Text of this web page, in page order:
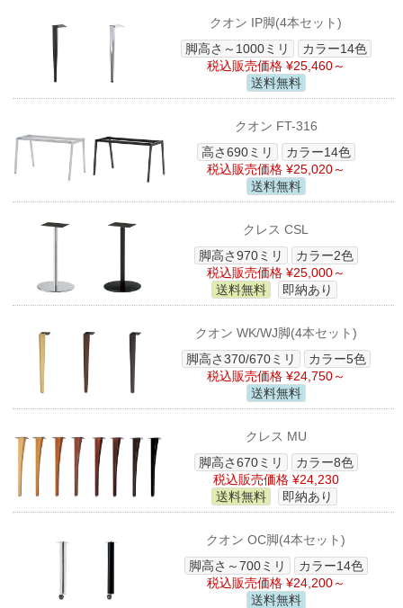
クオン IP脚(4本セット)
脚高さ～1000ミリ
カラー14色
税込販売価格 ¥25,460～
送料無料
クオン FT-316
高さ690ミリ
カラー14色
税込販売価格 ¥25,020～
送料無料
クレス CSL
脚高さ970ミリ
カラー2色
税込販売価格 ¥25,000～
送料無料
即納あり
クオン WK/WJ脚(4本セット)
脚高さ370/670ミリ
カラー5色
税込販売価格 ¥24,750～
送料無料
クレス MU
脚高さ670ミリ
カラー8色
税込販売価格 ¥24,230
送料無料
即納あり
クオン OC脚(4本セット)
脚高さ～700ミリ
カラー14色
税込販売価格 ¥24,200～
送料無料